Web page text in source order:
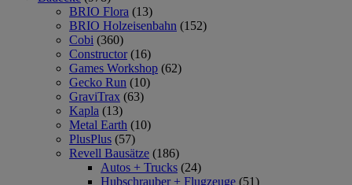
BRIO Flora (13)
BRIO Holzeisenbahn (152)
Cobi (360)
Constructor (16)
Games Workshop (62)
Gecko Run (10)
GraviTrax (63)
Kapla (13)
Metal Earth (10)
PlusPlus (57)
Revell Bausätze (186)
Autos + Trucks (24)
Hubschrauber + Flugzeuge (51)